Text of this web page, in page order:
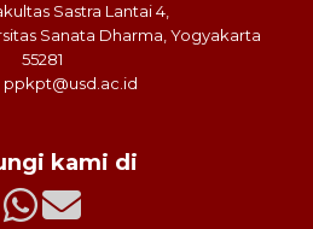
Sastra Lantai 4,
Sanata Dharma, Yogyakarta
55281
ppkpt@usd.ac.id
kami di